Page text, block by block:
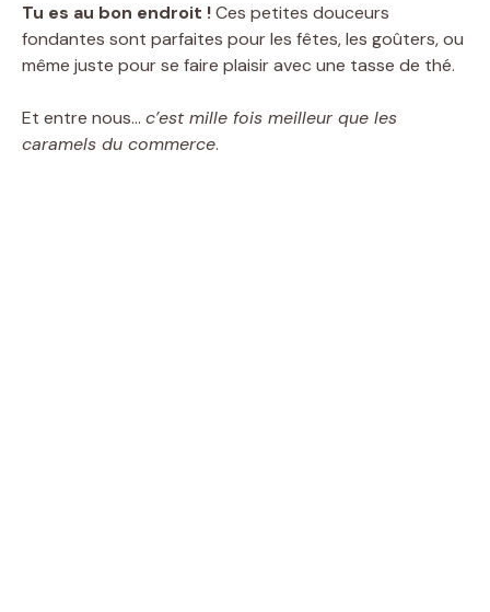
Tu es au bon endroit !Ces petites douceurs
fondantes sont parfaites pour les fêtes, les goûters, ou
même juste pour se faire plaisir avec une tasse de thé.
Et entre nous… c’est mille fois meilleur que les
caramels du commerce.